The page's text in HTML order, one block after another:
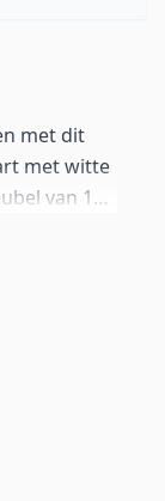
met dit
met witte
van 160